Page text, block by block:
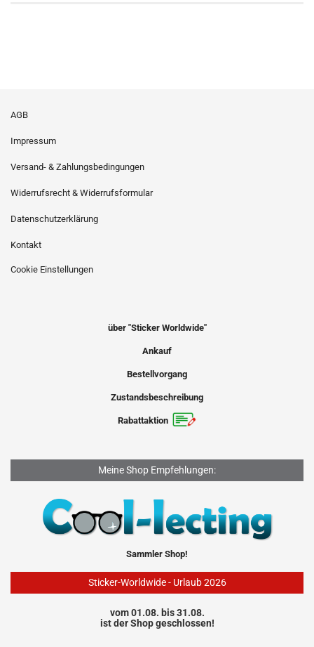
AGB
Impressum
Versand- & Zahlungsbedingungen
Widerrufsrecht & Widerrufsformular
Datenschutzerklärung
Kontakt
Cookie Einstellungen
über "Sticker Worldwide"
Ankauf
Bestellvorgang
Zustandsbeschreibung
Rabattaktion
Meine Shop Empfehlungen:
Sammler Shop!
Sticker-Worldwide - Urlaub 2026
vom 01.08. bis 31.08.
ist der Shop geschlossen!